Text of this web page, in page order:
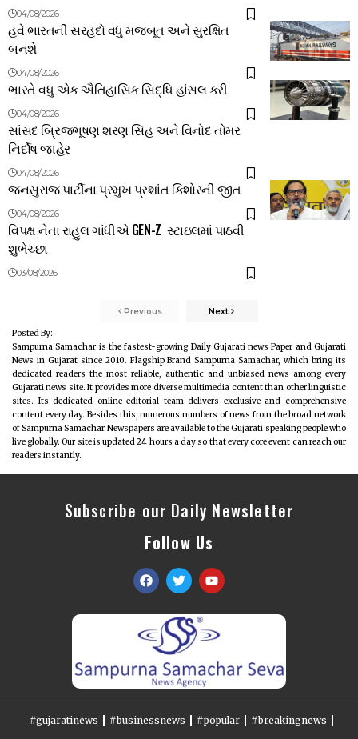
04/08/2026
હવે ભારતની સરહદો વધુ મજબૂત અને સુરક્ષિત
બનશે
04/08/2026
ભારતે વધુ એક ઐતિહાસિક સિદ્ધિ હાંસલ કરી
04/08/2026
સાંસદ બ્રિજભૂષણ શરણ સિંહ અને વિનોદ તોમર
નિર્દોષ જાહેર
04/08/2026
જનસુરાજ પાર્ટીના પ્રમુખ પ્રશાંત કિશોરની જીત
04/08/2026
વિપક્ષ નેતા રાહુલ ગાંધીએ GEN-Z સ્ટાઇલમાં પાઠવી
શુભેચ્છા
03/08/2026
Previous Next
Posted By:
Sampurna Samachar is the fastest-growing Daily Gujarati news Paper and Gujarati
News in Gujarat since 2010. Flagship Brand Sampurna Samachar, which bring its
dedicated readers the most reliable, authentic and unbiased news among every
Gujarati news site. It provides more diverse multimedia content than other linguistic
sites. Its dedicated online editorial team delivers exclusive and comprehensive
content every day. Besides this, numerous numbers of news from the broad network
of Sampurna Samachar Newspapers are available to the Gujarati speaking people who
live globally. Our site is updated 24 hours a day so that every core event can reach our
readers instantly.
Subscribe our Daily Newsletter
Follow Us
#gujaratinews #businessnews #popular #breakingnews